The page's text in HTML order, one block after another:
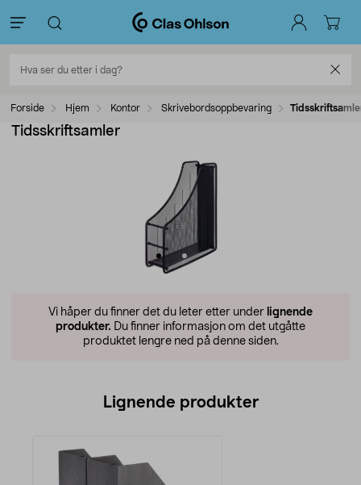
Forside Hjem Kontor Skrivebordsoppbevaring
Tidsskriftsamler
Vi håper du finner det du leter etter under lignende
produkter. Du finner informasjon om det utgåtte
produktet lengre ned på denne siden.
Lignende produkter